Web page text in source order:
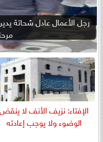
رجل الأعمال عادل شحاتة
الإفتاء: نزيف الأنف لا ينقض
الوضوء ولا يوجب إعادته